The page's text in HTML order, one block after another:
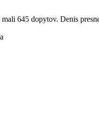
645 dopytov. Denis